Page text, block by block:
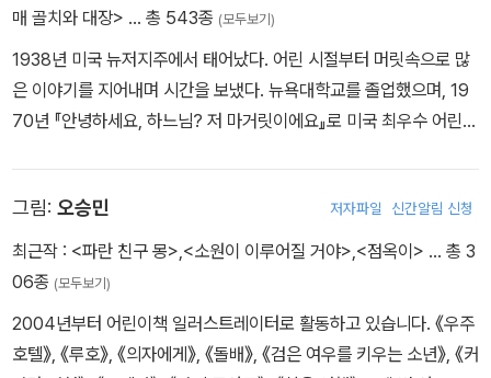
를 그려 나간다.
매 골치와 대장> … 총 543종 (모두보기)
1938년 미국 뉴저지주에서 태어났다. 어린 시절부터 머릿속으로 많
은 이야기를 지어내며 시간을 보냈다. 뉴욕대학교를 졸업했으며, 19
70년 『안녕하세요, 하느님? 저 마거릿이에요』로 미국 최우수 어린이
많은 상을 수상했으며, 호주·영국·독일에서 어린이들이 선정하는 최
우수 작가상을 받기도 했다. 2017년에는 어린이문학에 기여한 공로
로 미국 문화예술 아카데미에서 E.B. 화이트 상을 받았다. 지은 책으
에버』 등이 있다.
그림: 오승민 저자파일 신간알림 신청
최근작 : <파란 친구 몽>,<소원이 이루어질 거야>,<점옥이> … 총 3
06종 (모두보기)
2004년부터 어린이책 일러스트레이터로 활동하고 있습니다. 《우주
호텔》, 《루호》, 《의자에게》, 《돌배》, 《검은 여우를 키우는 소년》, 《커